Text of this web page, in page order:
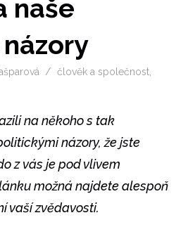
naše
člověk a společnost,
na někoho s tak
názory, že jste
z vás je pod vlivem
možná najdete alespoň
vaší zvědavosti.